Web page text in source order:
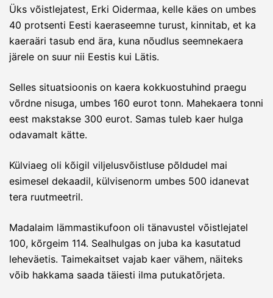
Üks võistlejatest, Erki Oidermaa, kelle käes on umbes
40 protsenti Eesti kaeraseemne turust, kinnitab, et ka
kaeraäri tasub end ära, kuna nõudlus seemnekaera
järele on suur nii Eestis kui Lätis.
Selles situatsioonis on kaera kokkuostuhind praegu
võrdne nisuga, umbes 160 eurot tonn. Mahekaera tonni
eest makstakse 300 eurot. Samas tuleb kaer hulga
odavamalt kätte.
Külviaeg oli kõigil viljelusvõistluse põldudel mai
esimesel dekaadil, külvisenorm umbes 500 idanevat
tera ruutmeetril.
Madalaim lämmastikufoon oli tänavustel võistlejatel
100, kõrgeim 114. Sealhulgas on juba ka kasutatud
leheväetis. Taimekaitset vajab kaer vähem, näiteks
võib hakkama saada täiesti ilma putukatõrjeta.